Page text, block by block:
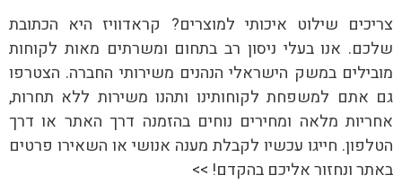
צריכים שילוט איכותי למוצרים? קראדוויז היא הכתובת
שלכם. אנו בעלי ניסון רב בתחום ומשרתים מאות לקוחות
מובילים במשק הישראלי הנהנים משירותי החברה. הצטרפו
גם אתם למשפחת לקוחותינו ותהנו משירות ללא תחרות,
אחריות מלאה ומחירים נוחים בהזמנה דרך האתר או דרך
הטלפון. חייגו עכשיו לקבלת מענה אנושי או השאירו פרטים
באתר ונחזור אליכם בהקדם! >>